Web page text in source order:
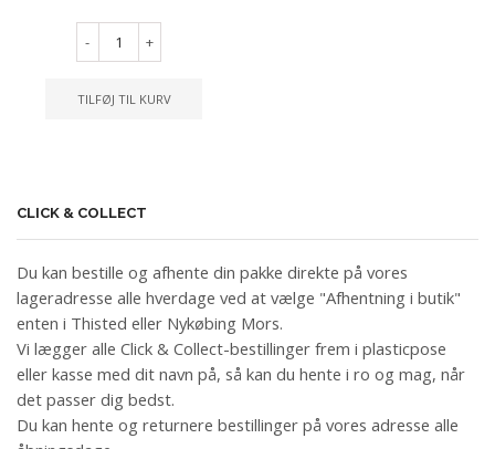
- +
TILFØJ TIL KURV
CLICK & COLLECT
Du kan bestille og afhente din pakke direkte på vores
lageradresse alle hverdage ved at vælge "Afhentning i butik"
enten i Thisted eller Nykøbing Mors.
Vi lægger alle Click & Collect-bestillinger frem i plasticpose
eller kasse med dit navn på, så kan du hente i ro og mag, når
det passer dig bedst.
Du kan hente og returnere bestillinger på vores adresse alle